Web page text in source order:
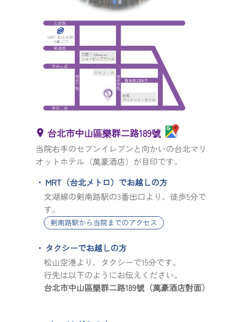
台北市中山區樂群二路189號
当院右手のセブンイレブンと向かいの台北マリ
オットホテル（萬豪酒店）が目印です。
MRT（台北メトロ）でお越しの方
文湖線の剣南路駅の3番出口より、徒歩5分で
す。
剣南路駅から当院までのアクセス
タクシーでお越しの方
松山空港より、タクシーで15分です。
行先は以下のようにお伝えください。
台北市中山區樂群二路189號（萬豪酒店對面）